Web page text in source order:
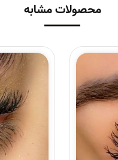
محصولات مشابه